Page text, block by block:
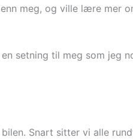
meg, og ville lære
setning til meg som
Snart sitter vi alle